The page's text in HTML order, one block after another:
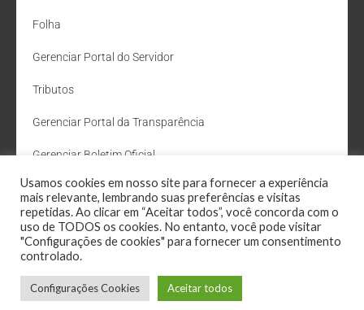
Folha
Gerenciar Portal do Servidor
Tributos
Gerenciar Portal da Transparência
Gerenciar Boletim Oficial
Departamento de Água e Esgoto
Administração Site
Webmail
Usamos cookies em nosso site para fornecer a experiência
mais relevante, lembrando suas preferências e visitas
repetidas. Ao clicar em “Aceitar todos”, você concorda com o
uso de TODOS os cookies. No entanto, você pode visitar
"Configurações de cookies" para fornecer um consentimento
controlado.
Configurações Cookies Aceitar todos